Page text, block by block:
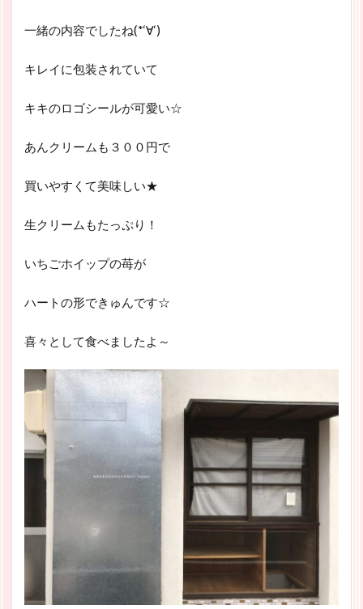
一緒の内容でしたね(*‘∀‘)
キレイに包装されていて
キキのロゴシールが可愛い☆
あんクリームも３００円で
買いやすくて美味しい★
生クリームもたっぷり！
いちごホイップの苺が
ハートの形できゅんです☆
喜々として食べましたよ～